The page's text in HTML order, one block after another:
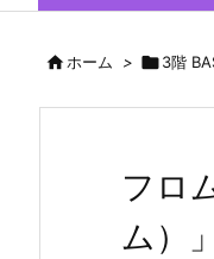
ホーム > 3階
フロ
ム）